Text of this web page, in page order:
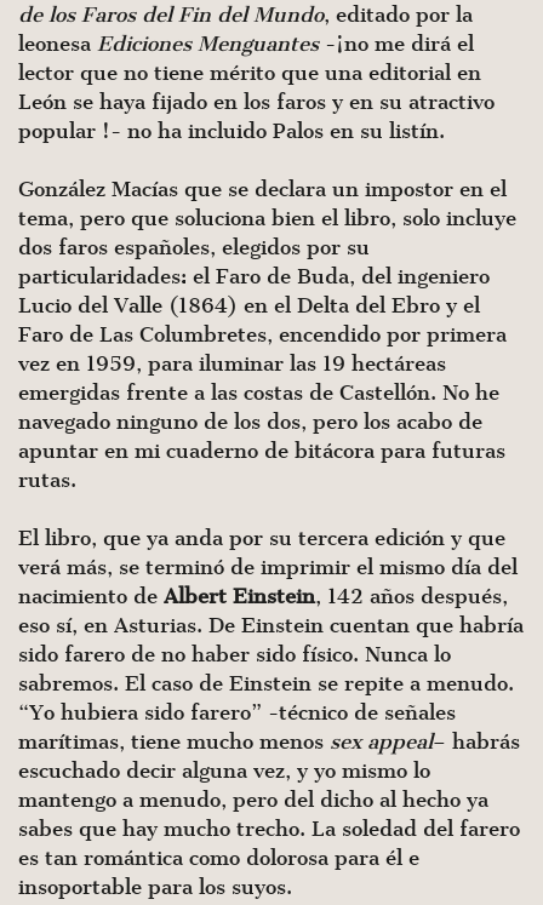
de los Faros del Fin del Mundo, editado por la
leonesa Ediciones Menguantes-¡no me dirá el
lector que no tiene mérito que una editorial en
León se haya fijado en los faros y en su atractivo
popular !- no ha incluido Palos en su listín.
González Macías que se declara un impostor en el
tema, pero que soluciona bien el libro, solo incluye
dos faros españoles, elegidos por su
particularidades: el Faro de Buda, del ingeniero
Lucio del Valle (1864) en el Delta del Ebro y el
Faro de Las Columbretes, encendido por primera
vez en 1959, para iluminar las 19 hectáreas
emergidas frente a las costas de Castellón. No he
navegado ninguno de los dos, pero los acabo de
apuntar en mi cuaderno de bitácora para futuras
rutas.
El libro, que ya anda por su tercera edición y que
verá más, se terminó de imprimir el mismo día del
nacimiento de Albert Einstein, 142 años después,
eso sí, en Asturias. De Einstein cuentan que habría
sido farero de no haber sido físico. Nunca lo
sabremos. El caso de Einstein se repite a menudo.
“Yo hubiera sido farero” -técnico de señales
marítimas, tiene mucho menos sex appeal– habrás
escuchado decir alguna vez, y yo mismo lo
mantengo a menudo, pero del dicho al hecho ya
sabes que hay mucho trecho. La soledad del farero
es tan romántica como dolorosa para él e
insoportable para los suyos.